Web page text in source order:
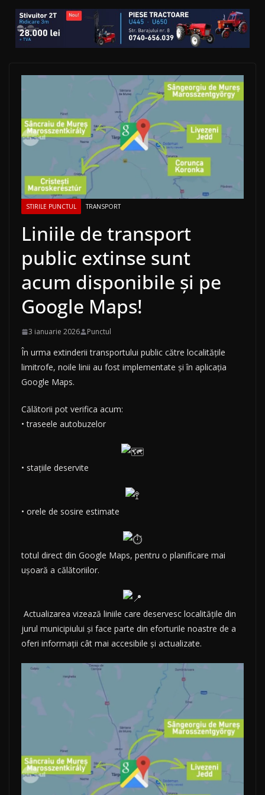
STIRILE PUNCTUL TRANSPORT
Liniile de transport
public extinse sunt
acum disponibile și pe
Google Maps!
3 ianuarie 2026 Punctul
În urma extinderii transportului public către localitățile
limitrofe, noile linii au fost implementate și în aplicația
Google Maps.
Călătorii pot verifica acum:
• traseele autobuzelor
• stațiile deservite
• orele de sosire estimate
totul direct din Google Maps, pentru o planificare mai
ușoară a călătoriilor.
Actualizarea vizează liniile care deservesc localitățile din
jurul municipiului și face parte din eforturile noastre de a
oferi informații cât mai accesibile și actualizate.